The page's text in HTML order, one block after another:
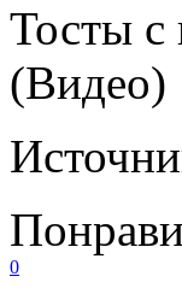
Тосты с
(Видео)
0